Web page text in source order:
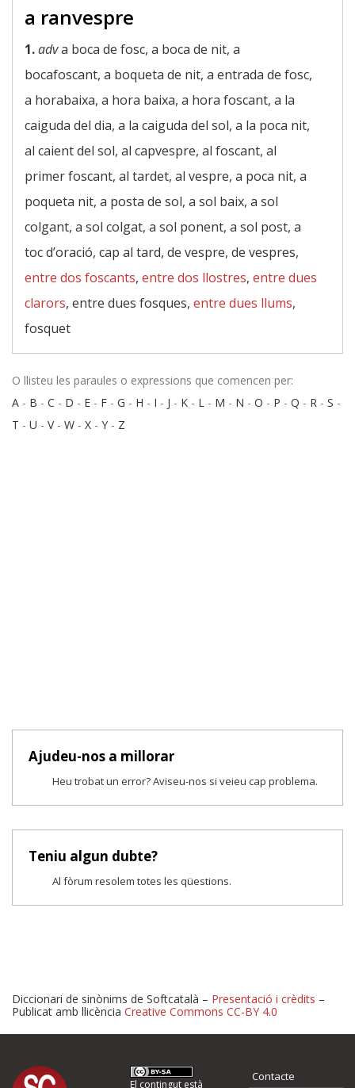
a ranvespre
1.adva boca de fosc, a boca de nit, a
bocafoscant, a boqueta de nit, a entrada de fosc,
a horabaixa, a hora baixa, a hora foscant, a la
caiguda del dia, a la caiguda del sol, a la poca nit,
al caient del sol, al capvespre, al foscant, al
primer foscant, al tardet, al vespre, a poca nit, a
poqueta nit, a posta de sol, a sol baix, a sol
colgant, a sol colgat, a sol ponent, a sol post, a
toc d’oració, cap al tard, de vespre, de vespres,
entre dos foscants, entre dos llostres, entre dues
clarors, entre dues fosques, entre dues llums,
fosquet
O llisteu les paraules o expressions que comencen per:
A - B - C - D - E - F - G - H - I - J - K - L - M - N - O - P - Q - R - S -
T - U - V- W - X - Y - Z
Ajudeu-nos a millorar
Heu trobat un error? Aviseu-nos si veieu cap problema.
Teniu algun dubte?
Al fòrum resolem totes les qüestions.
Proposeu-nos millores o
Diccionari de sinònims de Softcatalà – Presentació i crèdits –
Publicat amb llicència Creative Commons CC-BY 4.0
El contingut està
Contacte